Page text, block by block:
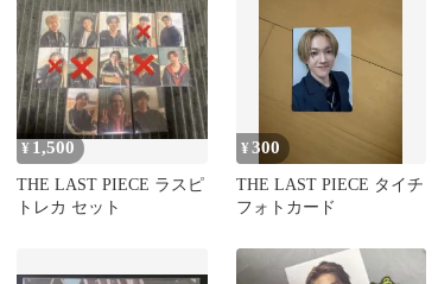
¥ 1,500
THE LAST PIECE ラスピ
トレカ セット
¥300
THE LAST PIECE タイチ
フォトカード